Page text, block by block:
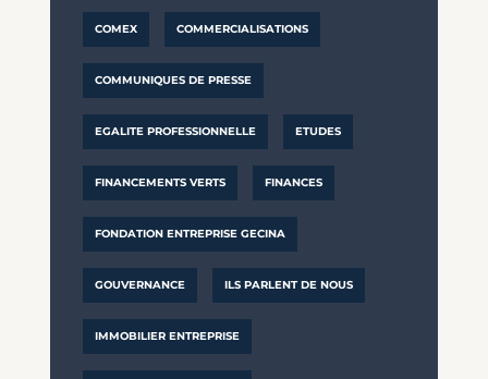
COMEX COMMERCIALISATIONS
COMMUNIQUES DE PRESSE
EGALITE PROFESSIONNELLE ETUDES
FINANCEMENTS VERTS FINANCES
FONDATION ENTREPRISE GECINA
GOUVERNANCE ILS PARLENT DE NOUS
IMMOBILIER ENTREPRISE